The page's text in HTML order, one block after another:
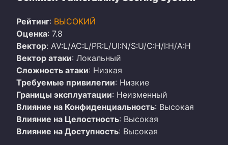
Рейтинг: ВЫСОКИЙ
Оценка: 7.8
Вектор: AV:L/AC:L/PR:L/UI:N/S:U/C:H/I:H/A:H
Вектор атаки: Локальный
Сложность атаки: Низкая
Требуемые привилегии: Низкие
Границы эксплуатации: Неизменный
Влияние на Конфиденциальность: Высокая
Влияние на Целостность: Высокая
Влияние на Доступность: Высокая